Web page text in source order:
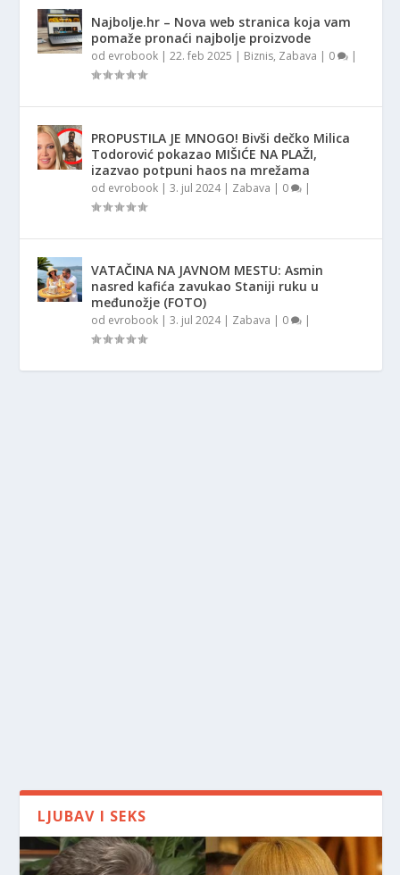
Najbolje.hr – Nova web stranica koja vam
pomaže pronaći najbolje proizvode
od evrobook |22. feb 2025 | Biznis, Zabava | 0 |
PROPUSTILA JE MNOGO! Bivši dečko Milica
Todorović pokazao MIŠIĆE NA PLAŽI,
izazvao potpuni haos na mrežama
od evrobook |3. jul 2024| Zabava | 0 |
VATAČINA NA JAVNOM MESTU: Asmin
nasred kafića zavukao Staniji ruku u
međunožje (FOTO)
od evrobook |3. jul 2024| Zabava | 0 |
LJUBAV I SEKS